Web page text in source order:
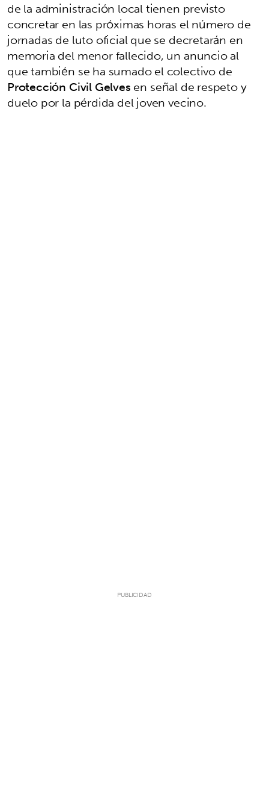
de la administración local tienen previsto
concretar en las próximas horas el número de
jornadas de luto oficial que se decretarán en
memoria del menor fallecido, un anuncio al
que también se ha sumado el colectivo de
Protección Civil Gelvesen señal de respeto y
duelo por la pérdida del joven vecino.